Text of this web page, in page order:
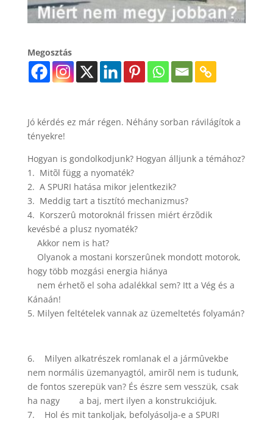
Megosztás
Jó kérdés ez már régen. Néhány sorban rávilágítok a
tényekre!
Hogyan is gondolkodjunk? Hogyan álljunk a témához?
1. Mitõl függ a nyomaték?
2. A SPURI hatása mikor jelentkezik?
3. Meddig tart a tisztító mechanizmus?
4. Korszerû motoroknál frissen miért érzõdik
kevésbé a plusz nyomaték?
Akkor nem is hat?
Olyanok a mostani korszerûnek mondott motorok,
hogy több mozgási energia hiánya
nem érhetõ el soha adalékkal sem? Itt a Vég és a
Kánaán!
5. Milyen feltételek vannak az üzemeltetés folyamán?
6. Milyen alkatrészek romlanak el a jármûvekbe
nem normális üzemanyagtól, amirõl nem is tudunk,
de fontos szerepük van? És észre sem vesszük, csak
ha nagy a baj, mert ilyen a konstrukciójuk.
7. Hol és mit tankoljak, befolyásolja-e a SPURI